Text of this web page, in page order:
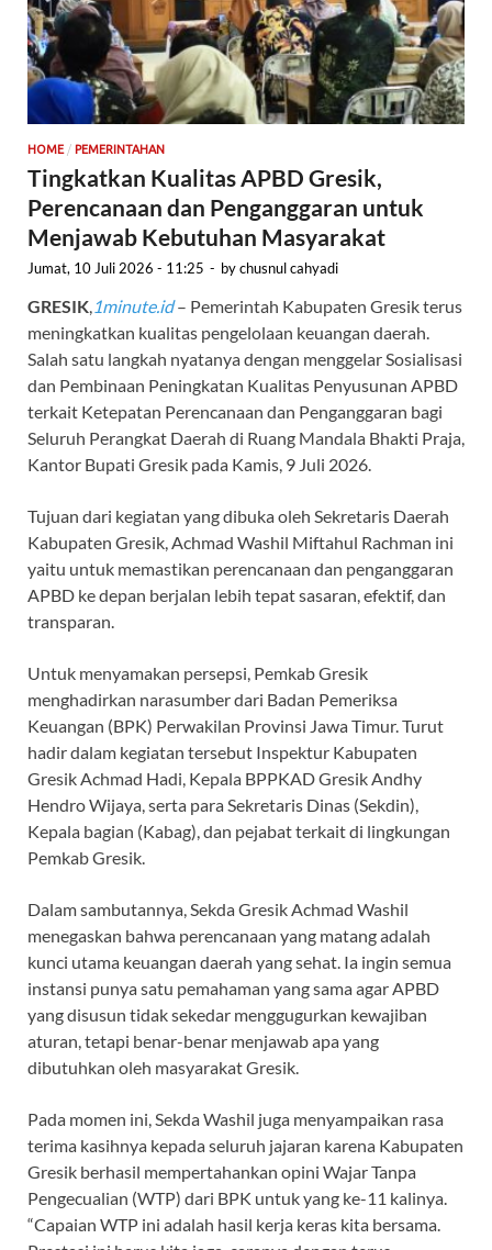
HOME / PEMERINTAHAN
Tingkatkan Kualitas APBD Gresik,
Perencanaan dan Penganggaran untuk
Menjawab Kebutuhan Masyarakat
Jumat, 10 Juli 2026 - 11:25 - bychusnul cahyadi
GRESIK 1minute.id– Pemerintah Kabupaten Gresik terus
meningkatkan kualitas pengelolaan keuangan daerah.
Salah satu langkah nyatanya dengan menggelar Sosialisasi
dan Pembinaan Peningkatan Kualitas Penyusunan APBD
terkait Ketepatan Perencanaan dan Penganggaran bagi
Seluruh Perangkat Daerah di Ruang Mandala Bhakti Praja,
Kantor Bupati Gresik pada Kamis, 9 Juli 2026.
Tujuan dari kegiatan yang dibuka oleh Sekretaris Daerah
Kabupaten Gresik, Achmad Washil Miftahul Rachman ini
yaitu untuk memastikan perencanaan dan penganggaran
APBD ke depan berjalan lebih tepat sasaran, efektif, dan
transparan.
Untuk menyamakan persepsi, Pemkab Gresik
menghadirkan narasumber dari Badan Pemeriksa
Keuangan (BPK) Perwakilan Provinsi Jawa Timur. Turut
hadir dalam kegiatan tersebut Inspektur Kabupaten
Gresik Achmad Hadi, Kepala BPPKAD Gresik Andhy
Hendro Wijaya, serta para Sekretaris Dinas (Sekdin),
Kepala bagian (Kabag), dan pejabat terkait di lingkungan
Pemkab Gresik.
Dalam sambutannya, Sekda Gresik Achmad Washil
menegaskan bahwa perencanaan yang matang adalah
kunci utama keuangan daerah yang sehat. Ia ingin semua
instansi punya satu pemahaman yang sama agar APBD
yang disusun tidak sekedar menggugurkan kewajiban
aturan, tetapi benar-benar menjawab apa yang
dibutuhkan oleh masyarakat Gresik.
Pada momen ini, Sekda Washil juga menyampaikan rasa
terima kasihnya kepada seluruh jajaran karena Kabupaten
Gresik berhasil mempertahankan opini Wajar Tanpa
Pengecualian (WTP) dari BPK untuk yang ke-11 kalinya.
“Capaian WTP ini adalah hasil kerja keras kita bersama.